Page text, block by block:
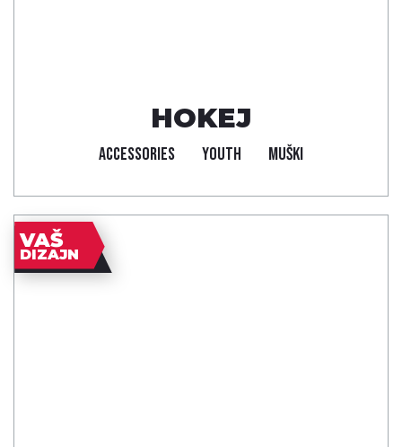
HOKEJ
ACCESSORIES YOUTH MUŠKI
VAŠ
DIZAJN